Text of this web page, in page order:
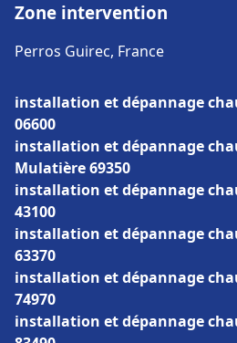
Zone intervention
Perros Guirec, France
installation et dépannage
06600
installation et dépannage
Mulatière 69350
installation et dépannage
43100
installation et dépannage
63370
installation et dépannage
74970
installation et dépannage